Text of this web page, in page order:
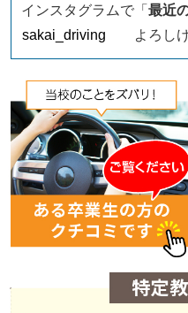
インスタグラムで「最近
sakai_driving よろしけ